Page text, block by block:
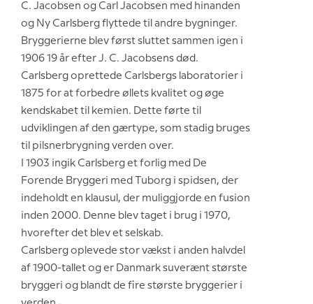
C. Jacobsen og Carl Jacobsen med hinanden
og Ny Carlsberg flyttede til andre bygninger.
Bryggerierne blev først sluttet sammen igen i
1906 19 år efter J. C. Jacobsens død.
Carlsberg oprettede Carlsbergs laboratorier i
1875 for at forbedre øllets kvalitet og øge
kendskabet til kemien. Dette førte til
udviklingen af den gærtype, som stadig bruges
til pilsnerbrygning verden over.
I 1903 ingik Carlsberg et forlig med De
Forende Bryggeri med Tuborg i spidsen, der
indeholdt en klausul, der muliggjorde en fusion
inden 2000. Denne blev taget i brug i 1970,
hvorefter det blev et selskab.
Carlsberg oplevede stor vækst i anden halvdel
af 1900-tallet og er Danmark suverænt største
bryggeri og blandt de fire største bryggerier i